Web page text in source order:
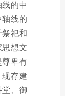
的中
线的
祀和
想文
卑有
存建
、御